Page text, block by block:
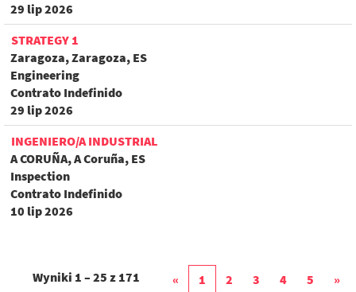
29 lip 2026
STRATEGY 1
Zaragoza, Zaragoza, ES
Engineering
Contrato Indefinido
29 lip 2026
INGENIERO/A INDUSTRIAL
A CORUÑA, A Coruña, ES
Inspection
Contrato Indefinido
10 lip 2026
Wyniki 1 – 25 z 171 « 1 2 3 4 5 »